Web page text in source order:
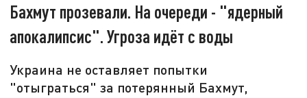
Бахмут прозевали. На очереди - "ядерный
апокалипсис". Угроза идёт с воды
Украина не оставляет попытки
"отыграться" за потерянный Бахмут,